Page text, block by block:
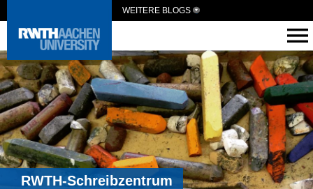
WEITERE BLOGS
RWTH-Schreibzentrum